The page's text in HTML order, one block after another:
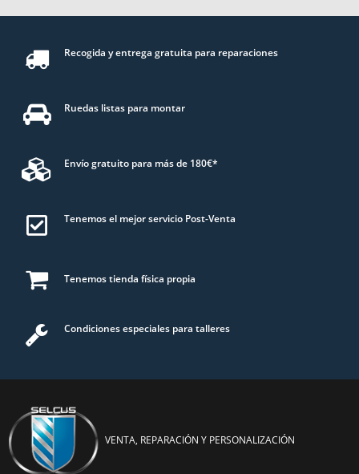
Recogida y entrega gratuita para reparaciones
Ruedas listas para montar
Envío gratuito para más de 180€*
Tenemos el mejor servicio Post-Venta
Tenemos tienda física propia
Condiciones especiales para talleres
VENTA, REPARACIÓN Y PERSONALIZACIÓN